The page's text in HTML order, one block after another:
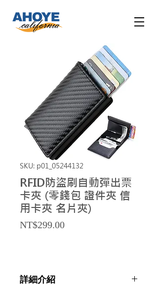
SKU: p01_05244132
RFID防盜刷自動彈出票
卡夾 (零錢包 證件夾 信
用卡夾 名片夾)
NT$299.00Price
詳細介紹